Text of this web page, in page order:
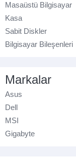
Masaüstü Bilgisayar
Kasa
Sabit Diskler
Bilgisayar Bileşenleri
Markalar
Asus
Dell
MSI
Gigabyte